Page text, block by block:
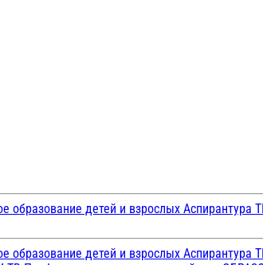
образование детей и взрослых Аспирантура
образование детей и взрослых Аспирантура